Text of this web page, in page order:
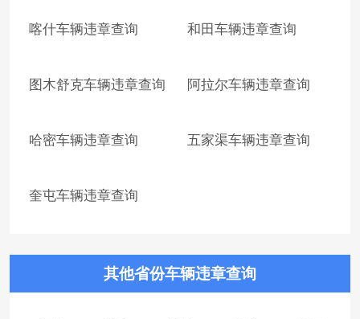
喀什车辆违章查询 和田车辆违章查询
图木舒克车辆违章查询 阿拉尔车辆违章查询
哈密车辆违章查询 五家渠车辆违章查询
奎屯车辆违章查询
其他省份车辆违章查询